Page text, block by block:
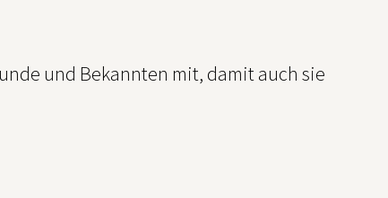
und Bekannten mit, damit auch sie